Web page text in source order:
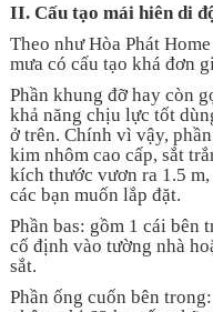
II. Cấu tạo mái hiên di
Theo như Hòa Phát
mưa có cấu tạo khá đơn
Phần khung đỡ hay còn
khả năng chịu lực tốt
ở trên. Chính vì vậy,
kim nhôm cao cấp, sắt
kích thước vươn ra 1.5
các bạn muốn lắp đặt.
Phần bas: gồm 1 cái bên
cố định vào tường nhà
sắt.
Phần ống cuốn bên